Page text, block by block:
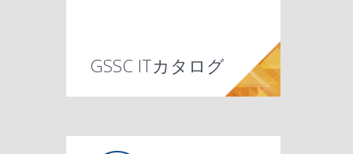
GSSC ITカタログ